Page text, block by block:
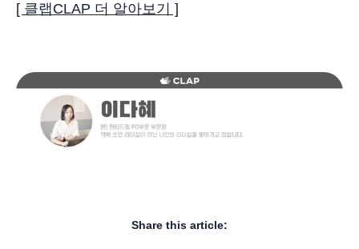
[ 클랩CLAP 더 알아보기 ]
Share this article: